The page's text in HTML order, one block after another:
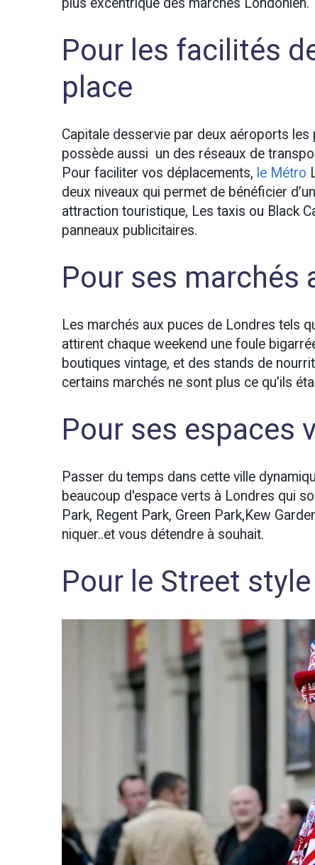
Pour les facilités
place
Capitale desservie par deux aéroports
possède aussi un des réseaux de
Pour faciliter vos déplacements, le Métro
deux niveaux qui permet de bénéficier
attraction touristique, Les taxis ou Black
panneaux publicitaires.
Pour ses marchés
Les marchés aux puces de Londres tels
attirent chaque weekend une foule
boutiques vintage, et des stands de
certains marchés ne sont plus ce qu’ils
Pour ses espaces
Passer du temps dans cette ville
beaucoup d'espace verts à Londres qui
Park, Regent Park, Green Park,Kew
niquer..et vous détendre à souhait.
Pour le Street style